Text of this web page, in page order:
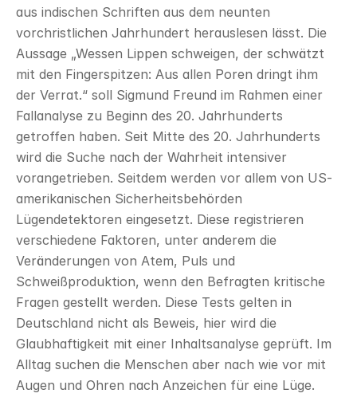
aus indischen Schriften aus dem neunten
vorchristlichen Jahrhundert herauslesen lässt. Die
Aussage „Wessen Lippen schweigen, der schwätzt
mit den Fingerspitzen: Aus allen Poren dringt ihm
der Verrat.“ soll Sigmund Freund im Rahmen einer
Fallanalyse zu Beginn des 20. Jahrhunderts
getroffen haben. Seit Mitte des 20. Jahrhunderts
wird die Suche nach der Wahrheit intensiver
vorangetrieben. Seitdem werden vor allem von US-
amerikanischen Sicherheitsbehörden
Lügendetektoren eingesetzt. Diese registrieren
verschiedene Faktoren, unter anderem die
Veränderungen von Atem, Puls und
Schweißproduktion, wenn den Befragten kritische
Fragen gestellt werden. Diese Tests gelten in
Deutschland nicht als Beweis, hier wird die
Glaubhaftigkeit mit einer Inhaltsanalyse geprüft. Im
Alltag suchen die Menschen aber nach wie vor mit
Augen und Ohren nach Anzeichen für eine Lüge.